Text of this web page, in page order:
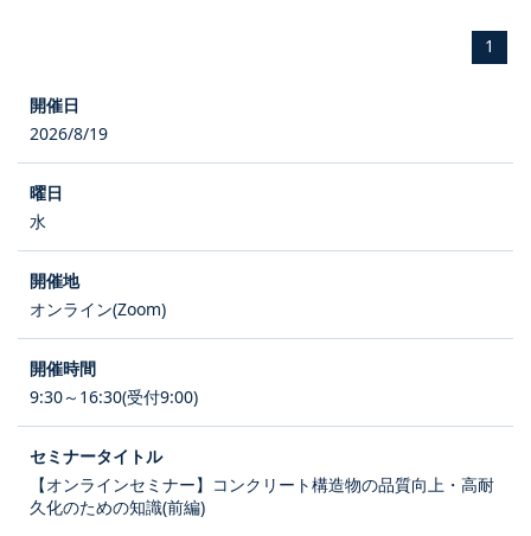
1
2026/8/19
水
オンライン(Zoom)
9:30～16:30(受付9:00)
【オンラインセミナー】コンクリート構造物の品質向上・高耐
久化のための知識(前編)